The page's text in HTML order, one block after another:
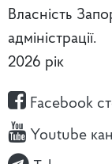
Власність
адміністрації.
2026 рік
Facebook
Youtube